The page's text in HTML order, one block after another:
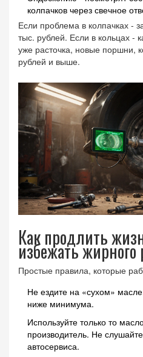
колпачков через свечное
Если проблема в колпачках -
тыс. рублей. Если в кольцах -
уже расточка, новые поршни,
рублей и выше.
Как продлить
избежать жирного
Простые правила, которые
Не ездите на «сухом»
ниже минимума.
Используйте только то
производитель. Не
автосервиса.